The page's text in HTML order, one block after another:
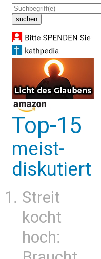
Top-15
meist-
diskutiert
Streit
kocht
hoch: